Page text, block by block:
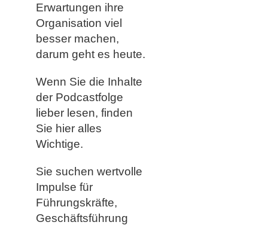
Erwartungen ihre
Organisation viel
besser machen,
darum geht es heute.
Wenn Sie die Inhalte
der Podcastfolge
lieber lesen, finden
Sie hier alles
Wichtige.
Sie suchen wertvolle
Impulse für
Führungskräfte,
Geschäftsführung